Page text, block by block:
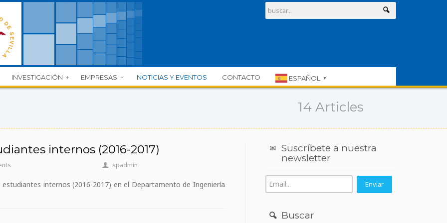
INVESTIGACIÓN EMPRESAS NOTICIAS Y EVENTOS CONTACTO ESPAÑOL ▼
14 Articles
internos (2016-2017)
spadmin
internos (2016-2017) en el Departamento de Ingeniería
Suscríbete a nuestra
newsletter
Buscar